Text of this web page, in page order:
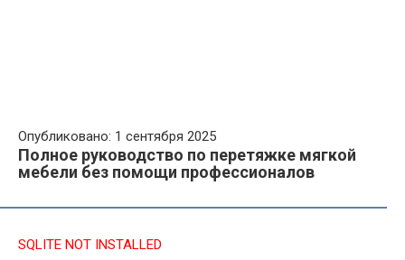
Опубликовано: 1 сентября 2025
Полное руководство по перетяжке мягкой
мебели без помощи профессионалов
SQLITE NOT INSTALLED